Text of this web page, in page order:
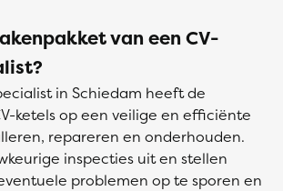
van een CV-
in Schiedam heeft de
ketels op een veilige en efficiënte
repareren en onderhouden.
inspecties uit en stellen
problemen op te sporen en